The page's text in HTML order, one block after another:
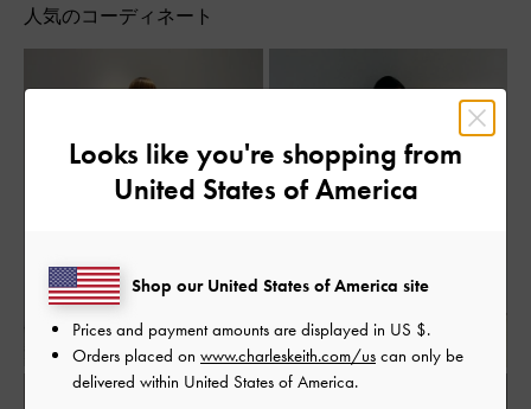
旅行
デート 女子会
トレンドアイテム
脚長効果
人気のコーディネート
Looks like you're shopping from
United States of America
Shop our United States of America site
Prices and payment amounts are displayed in US $.
Orders placed on www.charleskeith.com/us can only be
delivered within United States of America.